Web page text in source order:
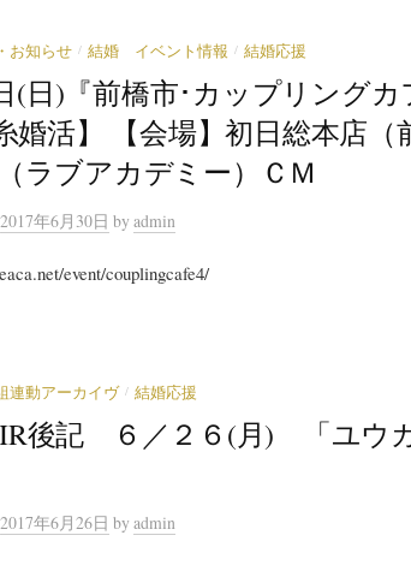
お知らせ / 結婚 イベント情報 / 結婚応援
(日)『前橋市･カップリング
婚活】 【会場】初日総本店（
ラブアカデミー）ＣＭ
2017年6月30日 by admin
event/couplingcafe4/
動アーカイヴ / 結婚応援
後記 ６／２６(月) 「ユウ
2017年6月26日 by admin